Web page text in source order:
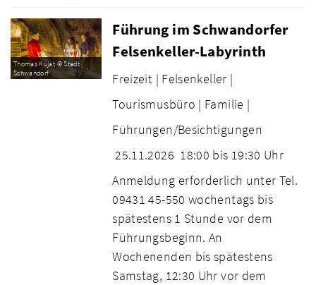
Thomas Kujat © Stadt
Schwandorf
Führung im Schwandorfer
Felsenkeller-Labyrinth
Freizeit | Felsenkeller |
Tourismusbüro | Familie |
Führungen/Besichtigungen
25.11.2026 18:00 bis 19:30 Uhr
Anmeldung erforderlich unter Tel.
09431 45-550 wochentags bis
spätestens 1 Stunde vor dem
Führungsbeginn. An
Wochenenden bis spätestens
Samstag, 12:30 Uhr vor dem